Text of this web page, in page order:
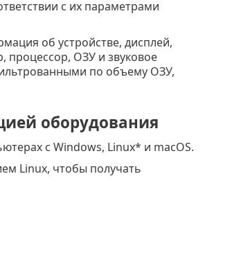
с их параметрами
об устройстве, дисплей,
процессор, ОЗУ и звуковое
по объему ОЗУ,
оборудования
с Windows, Linux* и macOS.
Linux, чтобы получать